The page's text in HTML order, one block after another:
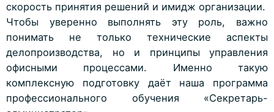
скорость принятия решений и имидж организации.
Чтобы уверенно выполнять эту роль, важно
понимать не только технические аспекты
делопроизводства, но и принципы управления
офисными процессами. Именно такую
комплексную подготовку даёт наша программа
профессионального обучения «Секретарь-